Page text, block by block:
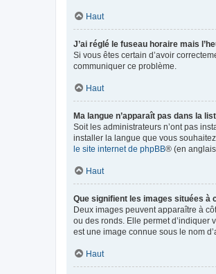
Haut
J’ai réglé le fuseau horaire mais
Si vous êtes certain d’avoir
communiquer ce problème.
Haut
Ma langue n’apparaît pas dans la
Soit les administrateurs n’ont pas
installer la langue que vous
le site internet de phpBB® (en
Haut
Que signifient les images situées à
Deux images peuvent apparaître à
ou des ronds. Elle permet d’indiquer
est une image connue sous le nom
Haut